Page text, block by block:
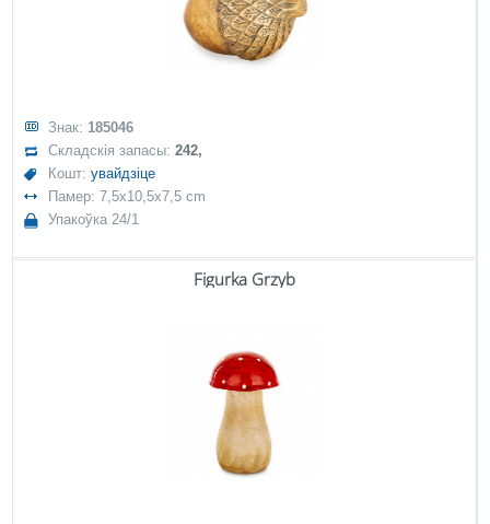
Знак: 185046
Складскія запасы:242,
Кошт:увайдзіце
Памер: 7,5x10,5x7,5 cm
Упакоўка 24/1
Figurka Grzyb